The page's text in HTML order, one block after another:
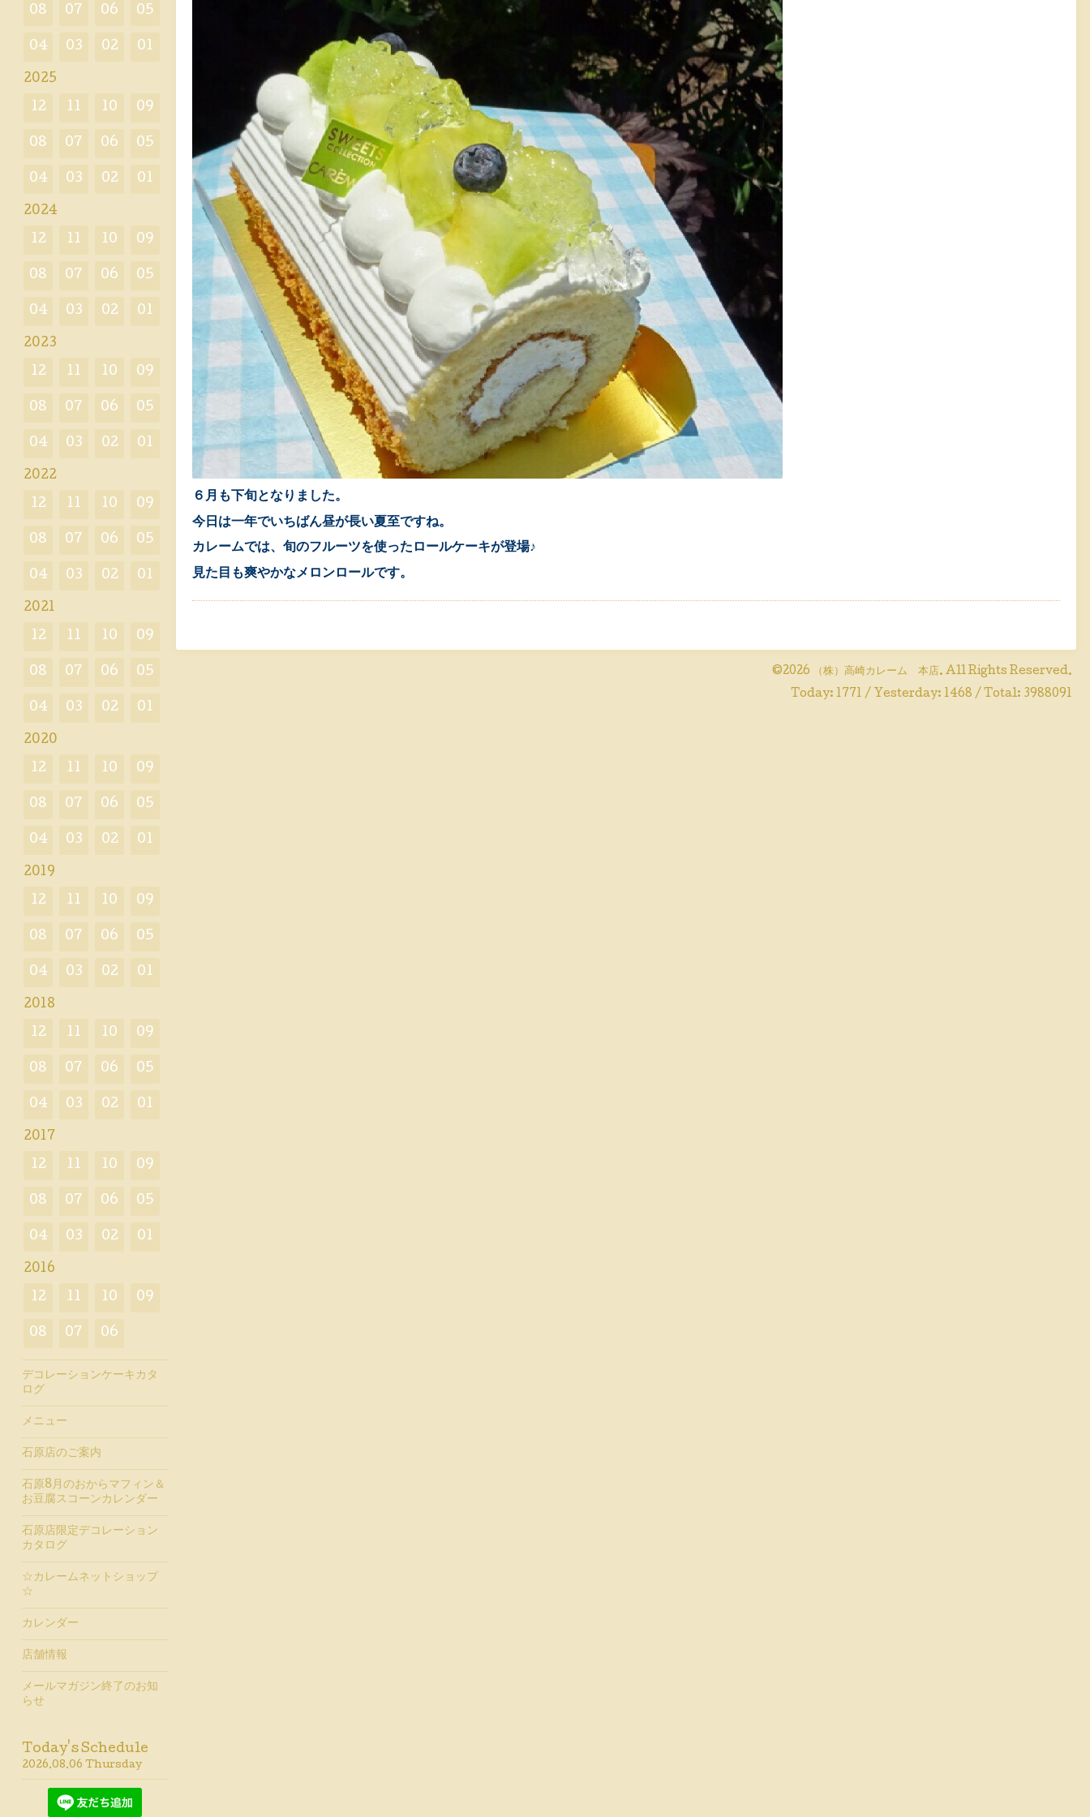
６月も下旬となりました。
今日は一年でいちばん昼が長い夏至ですね。
カレームでは、旬のフルーツを使ったロールケーキが登場♪
見た目も爽やかなメロンロールです。
©2026 （株）高崎カレーム 本店. All Rights Reserved.
Today: 1771 / Yesterday: 1468 / Total: 3988091
08 07 06 05
04 03 02 01
2025
12 11 10 09
08 07 06 05
04 03 02 01
2024
12 11 10 09
08 07 06 05
04 03 02 01
2023
12 11 10 09
08 07 06 05
04 03 02 01
2022
12 11 10 09
08 07 06 05
04 03 02 01
2021
12 11 10 09
08 07 06 05
04 03 02 01
2020
12 11 10 09
08 07 06 05
04 03 02 01
2019
12 11 10 09
08 07 06 05
04 03 02 01
2018
12 11 10 09
08 07 06 05
04 03 02 01
2017
12 11 10 09
08 07 06 05
04 03 02 01
2016
12 11 10 09
08 07 06
デコレーションケーキカタ
ログ
メニュー
石原店のご案内
石原8月のおからマフィン＆
お豆腐スコーンカレンダー
石原店限定デコレーション
カタログ
☆カレームネットショップ
☆
カレンダー
店舗情報
メールマガジン終了のお知
らせ
Today's Schedule
2026.08.06 Thursday